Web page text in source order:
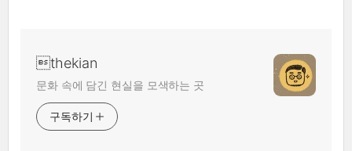
thekian
문화 속에 담긴 현실을 모색하는 곳
구독하기